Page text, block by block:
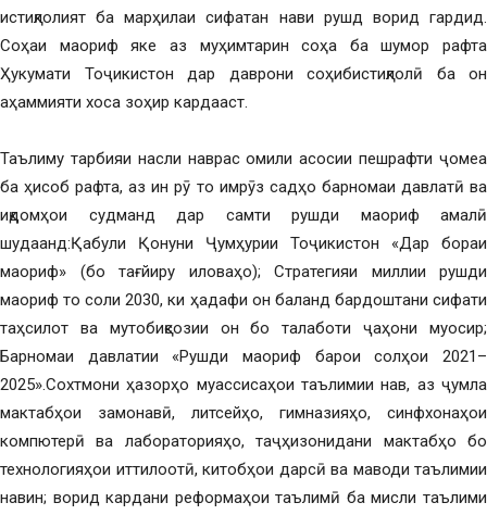
истиқлолият ба марҳилаи сифатан нави рушд ворид гардид.
Соҳаи маориф яке аз муҳимтарин соҳа ба шумор рафта
Ҳукумати Тоҷикистон дар даврони соҳибистиқлолӣ ба он
аҳаммияти хоса зоҳир кардааст.
Таълиму тарбияи насли наврас омили асосии пешрафти ҷомеа
ба ҳисоб рафта, аз ин рӯ то имрӯз садҳо барномаи давлатӣ ва
иқдомҳои судманд дар самти рушди маориф амалӣ
шудаанд:Қабули Қонуни Ҷумҳурии Тоҷикистон «Дар бораи
маориф» (бо тағйиру иловаҳо); Стратегияи миллии рушди
маориф то соли 2030, ки ҳадафи он баланд бардоштани сифати
таҳсилот ва мутобиқсозии он бо талаботи ҷаҳони муосир;
Барномаи давлатии «Рушди маориф барои солҳои 2021–
2025».Сохтмони ҳазорҳо муассисаҳои таълимии нав, аз ҷумла
мактабҳои замонавӣ, литсейҳо, гимназияҳо, синфхонаҳои
компютерӣ ва лабораторияҳо, таҷҳизонидани мактабҳо бо
технологияҳои иттилоотӣ, китобҳои дарсӣ ва маводи таълимии
навин; ворид кардани реформаҳои таълимӣ ба мисли таълими